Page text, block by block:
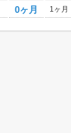
0ヶ月 1ヶ月